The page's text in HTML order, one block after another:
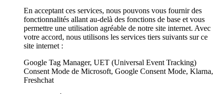
En acceptant ces services, nous pouvons vous fournir des
fonctionnalités allant au-delà des fonctions de base et vous
permettre une utilisation agréable de notre site internet. Avec
votre accord, nous utilisons les services tiers suivants sur ce
site internet :
Google Tag Manager, UET (Universal Event Tracking)
Consent Mode de Microsoft, Google Consent Mode, Klarna,
Freshchat